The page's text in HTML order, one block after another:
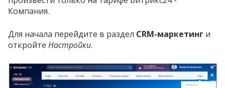
Компания.
Для начала перейдите в раздел CRM-маркетинг и
откройте Настройки.